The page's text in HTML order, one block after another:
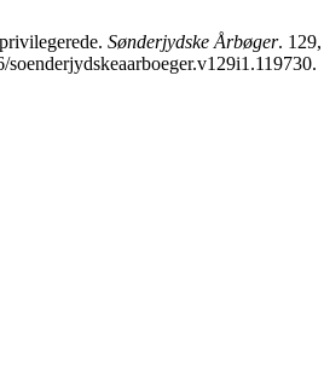
Sønderjydske Årbøger.